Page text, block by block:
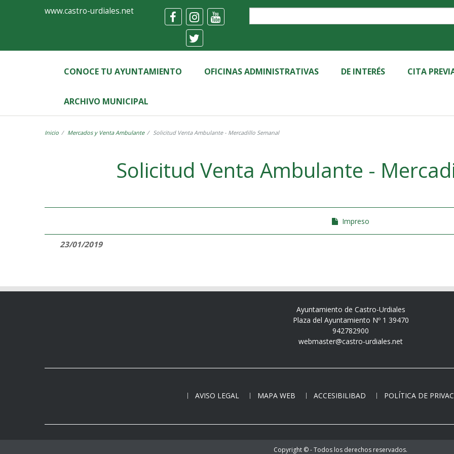
FormularioAyuntamiento
Castro-
Urdiales
www.castro-urdiales.net
CONOCE TU AYUNTAMIENTO OFICINAS ADMINISTRATIVAS DE INTERÉS CITA
ARCHIVO MUNICIPAL
Inicio Mercados y Venta Ambulante Solicitud Venta Ambulante - Mercadillo Semanal
Solicitud Venta Ambulante -
Impreso
23/01/2019
Ayuntamiento de Castro-Urdiales
Plaza del Ayuntamiento Nº 1 39470
942782900
webmaster@castro-urdiales.net
AVISO LEGAL MAPA WEB ACCESIBILIBAD POLÍTICA DE
Copyright © - Todos los derechos reservados.